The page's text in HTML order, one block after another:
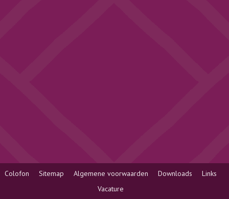
Colofon Sitemap Algemene voorwaarden Downloads
Links
Vacature